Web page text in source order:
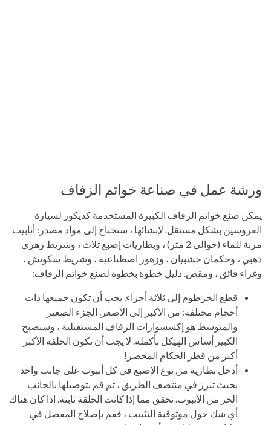
ورشة عمل في صناعة خواتم الزفاف
يمكن صنع خواتم الزفاف الكبيرة المستخدمة كديكور لسيارة
العروسين بشكل مستقل. لإنشائها ، ستحتاج إلى مواد مصدر: أنابيب
مرنة للماء (حوالي 2 متر) ، وبطاريات إصبع ثلاث ، وشريط زهري
ذهبي ، وحكمان خشبيان ، وزهور اصطناعية ، وشريط سكوتش ،
وغراء فائق ، ومقص. دليل خطوة بخطوة لصنع خواتم الزفاف:
قطع الخرطوم إلى ثلاثة أجزاء. يجب أن تكون جميعها ذات
أحجام مختلفة: من الأكبر إلى الأصغر. الجزء الصغير
والمتوسط ​​هو إكسسوارات الزفاف المستقبلية ، وسيصبح
الكبير أساس الهيكل بأكمله. لا يجب أن تكون الحلقة الأكبر
أكبر من قطر الحكام المحضر!
أدخل بطارية من نوع الإصبع في كل أنبوب على جانب واحد
بحيث تبرز في منتصف الطريق ، ثم قم بتوصيلها بالجانب
الحر من الأنبوب. تحقق مما إذا كانت الحلقة ثابتة. إذا كان هناك
أي شك حول موثوقية التثبيت ، فقم بإصلاح المفصل في